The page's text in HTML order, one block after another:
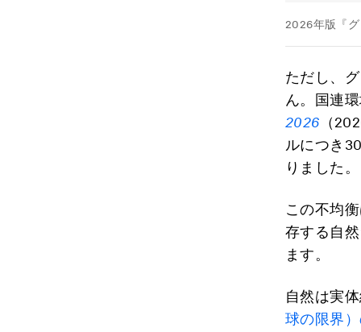
2026年版『グ
ただし、
ん。国連
2026 （
ルにつき
りました。
この不均
存する自
ます。
自然は実
球の限界